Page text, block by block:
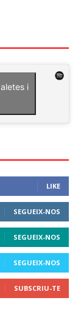
i
LIKE
SEGUEIX-NOS
SEGUEIX-NOS
SEGUEIX-NOS
SUBSCRIU-TE